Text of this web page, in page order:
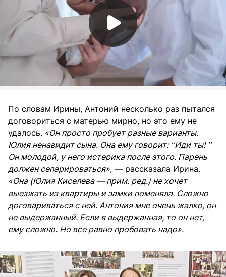
По словам Ирины, Антоний несколько раз пытался
договориться с матерью мирно, но это ему не
удалось. «Он просто пробует разные варианты.
Юлия ненавидит сына. Она ему говорит: ''Иди ты! ''
Он молодой, у него истерика после этого. Парень
должен сепарироваться», — рассказала Ирина.
«Она (Юлия Киселева — прим. ред.) не хочет
выезжать из квартиры и замки поменяла. Сложно
договариваться с ней. Антония мне очень жалко, он
не выдержанный. Если я выдержанная, то он нет,
ему сложно. Но все равно пробовать надо».